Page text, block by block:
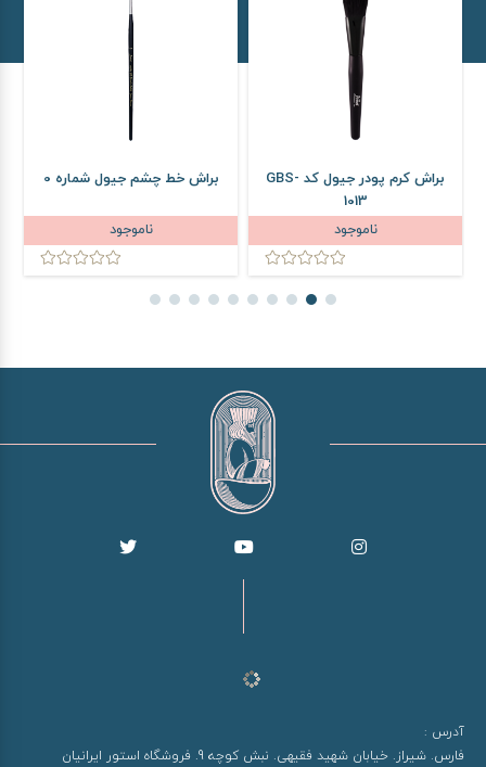
براش کرم پودر جیول کد GBS-
1013
ناموجود
براش خط چشم جیول شماره 0
ناموجود
آدرس :
فارس. شیراز. خیابان شهید فقیهی. نبش کوچه 9. فروشگاه استور ایرانیان